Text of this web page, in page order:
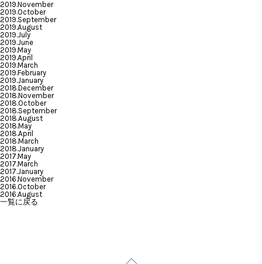
2019.November
2019.October
2019.September
2019.August
2019.July
2019.June
2019.May
2019.April
2019.March
2019.February
2019.January
2018.December
2018.November
2018.October
2018.September
2018.August
2018.May
2018.April
2018.March
2018.January
2017.May
2017.March
2017.January
2016.November
2016.October
2016.August
一覧に戻る